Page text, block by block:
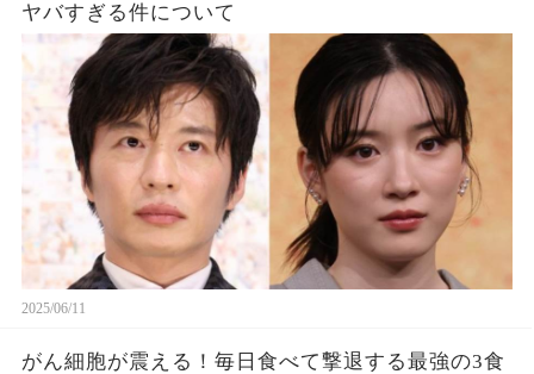
ヤバすぎる件について
2025/06/11
がん細胞が震える！毎日食べて撃退する最強の3食